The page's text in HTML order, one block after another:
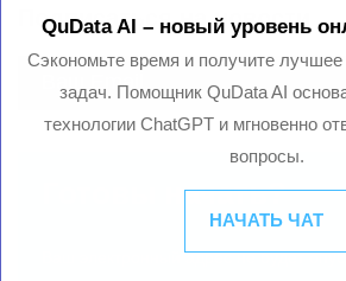
QuData AI – новый уровень
Сэкономьте время и получите
задач. Помощник QuData AI
технологии ChatGPT и мгновенно
вопросы.
НАЧАТЬ ЧАТ
Подписаться на новости
Готовы начать?
Ваш электронный адрес не будет